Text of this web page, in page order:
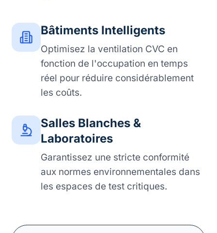
Bâtiments Intelligents
Optimisez la ventilation CVC en
fonction de l'occupation en temps
réel pour réduire considérablement
les coûts.
Salles Blanches &
Laboratoires
Garantissez une stricte conformité
aux normes environnementales dans
les espaces de test critiques.